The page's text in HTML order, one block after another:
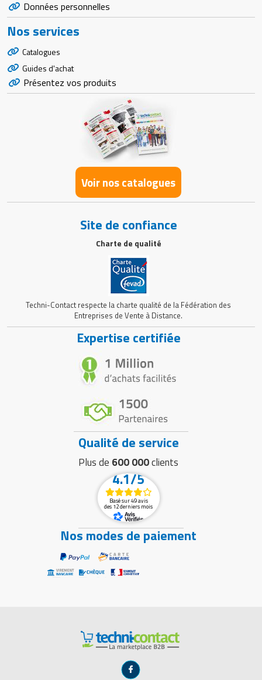
Données personnelles
Nos services
Catalogues
Guides d'achat
Présentez vos produits
Voir nos catalogues
Site de confiance
Charte de qualité
Techni-Contact respecte la charte qualité de la Fédération des
Entreprises de Vente à Distance.
Expertise certifiée
Qualité de service
Plus de 600 000clients
4.1/5
Basé sur 49 avis
des 12 derniers mois
Nos modes de paiement